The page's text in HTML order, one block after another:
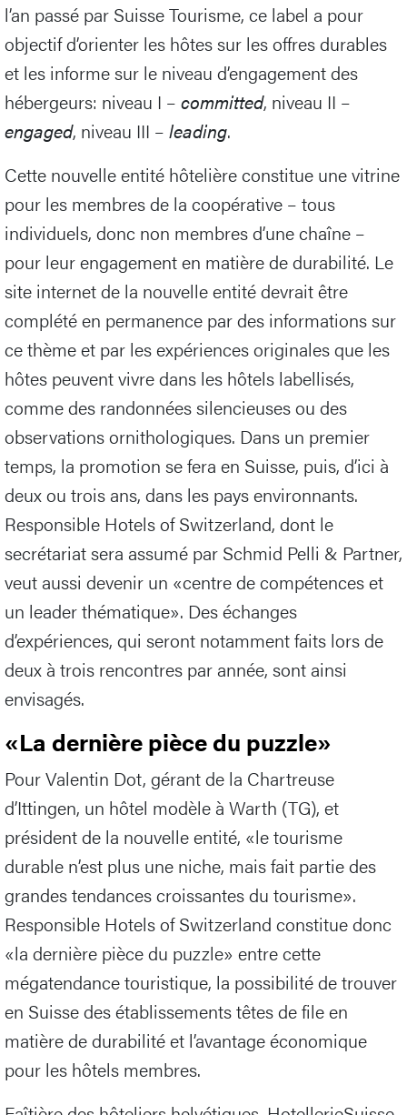
l’an passé par Suisse Tourisme, ce label a pour
objectif d’orienter les hôtes sur les offres durables
et les informe sur le niveau d’engagement des
hébergeurs: niveau I – committed, niveau II –
engaged, niveau III – leading.
Cette nouvelle entité hôtelière constitue une vitrine
pour les membres de la coopérative – tous
individuels, donc non membres d’une chaîne –
pour leur engagement en matière de durabilité. Le
site internet de la nouvelle entité devrait être
complété en permanence par des informations sur
ce thème et par les expériences originales que les
hôtes peuvent vivre dans les hôtels labellisés,
comme des randonnées silencieuses ou des
observations ornithologiques. Dans un premier
temps, la promotion se fera en Suisse, puis, d’ici à
deux ou trois ans, dans les pays environnants.
Responsible Hotels of Switzerland, dont le
secrétariat sera assumé par Schmid Pelli & Partner,
veut aussi devenir un «centre de compétences et
un leader thématique». Des échanges
d’expériences, qui seront notamment faits lors de
deux à trois rencontres par année, sont ainsi
envisagés.
«La dernière pièce du puzzle»
Pour Valentin Dot, gérant de la Chartreuse
d’Ittingen, un hôtel modèle à Warth (TG), et
président de la nouvelle entité, «le tourisme
durable n’est plus une niche, mais fait partie des
grandes tendances croissantes du tourisme».
Responsible Hotels of Switzerland constitue donc
«la dernière pièce du puzzle» entre cette
mégatendance touristique, la possibilité de trouver
en Suisse des établissements têtes de file en
matière de durabilité et l’avantage économique
pour les hôtels membres.